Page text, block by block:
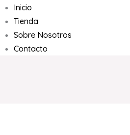
Inicio
Tienda
Sobre Nosotros
Contacto